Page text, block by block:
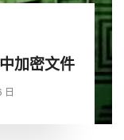
加密文件
日